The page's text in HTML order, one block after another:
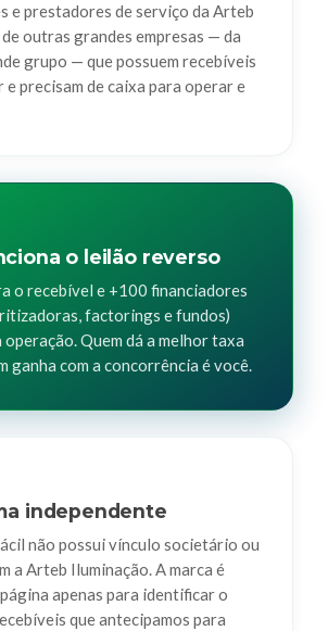
e prestadores de serviço da Arteb
outras grandes empresas — da
grupo — que possuem recebíveis
e precisam de caixa para operar e
o leilão reverso
o recebível e +100 financiadores
factorings e fundos)
operação. Quem dá a melhor taxa
ganha com a concorrência é você.
independente
não possui vínculo societário ou
a Arteb Iluminação. A marca é
apenas para identificar o
que antecipamos para